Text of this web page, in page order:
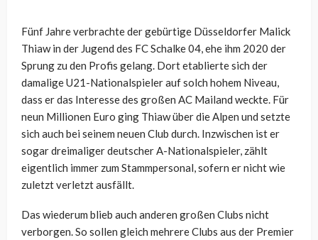
Fünf Jahre verbrachte der gebürtige Düsseldorfer Malick
Thiaw in der Jugend des FC Schalke 04, ehe ihm 2020 der
Sprung zu den Profis gelang. Dort etablierte sich der
damalige U21-Nationalspieler auf solch hohem Niveau,
dass er das Interesse des großen AC Mailand weckte. Für
neun Millionen Euro ging Thiaw über die Alpen und setzte
sich auch bei seinem neuen Club durch. Inzwischen ist er
sogar dreimaliger deutscher A-Nationalspieler, zählt
eigentlich immer zum Stammpersonal, sofern er nicht wie
zuletzt verletzt ausfällt.
Das wiederum blieb auch anderen großen Clubs nicht
verborgen. So sollen gleich mehrere Clubs aus der Premier